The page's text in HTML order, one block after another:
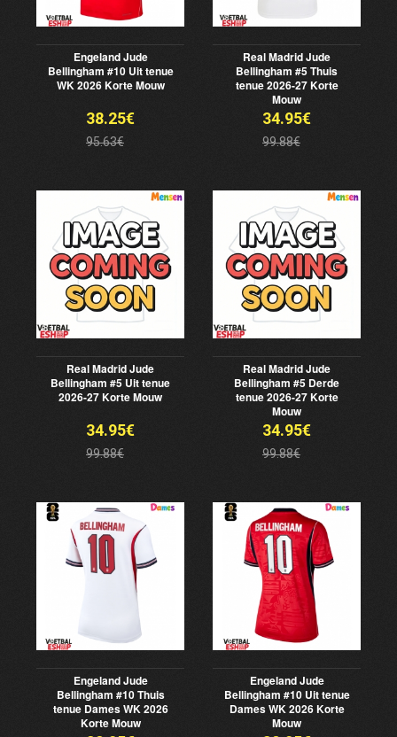
Engeland Jude
Bellingham #10 Uit tenue
WK 2026 Korte Mouw
38.25€
95.63€
Real Madrid Jude
Bellingham #5 Thuis
tenue 2026-27 Korte
Mouw
34.95€
99.88€
Real Madrid Jude
Bellingham #5 Uit tenue
2026-27 Korte Mouw
34.95€
99.88€
Real Madrid Jude
Bellingham #5 Derde
tenue 2026-27 Korte
Mouw
34.95€
99.88€
Engeland Jude
Bellingham #10 Thuis
tenue Dames WK 2026
Korte Mouw
Engeland Jude
Bellingham #10 Uit tenue
Dames WK 2026 Korte
Mouw